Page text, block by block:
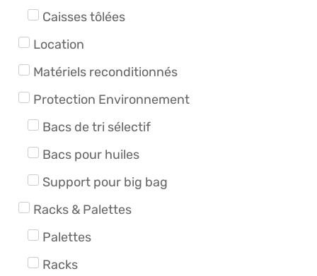
Caisses tôlées
Location
Matériels reconditionnés
Protection Environnement
Bacs de tri sélectif
Bacs pour huiles
Support pour big bag
Racks & Palettes
Palettes
Racks